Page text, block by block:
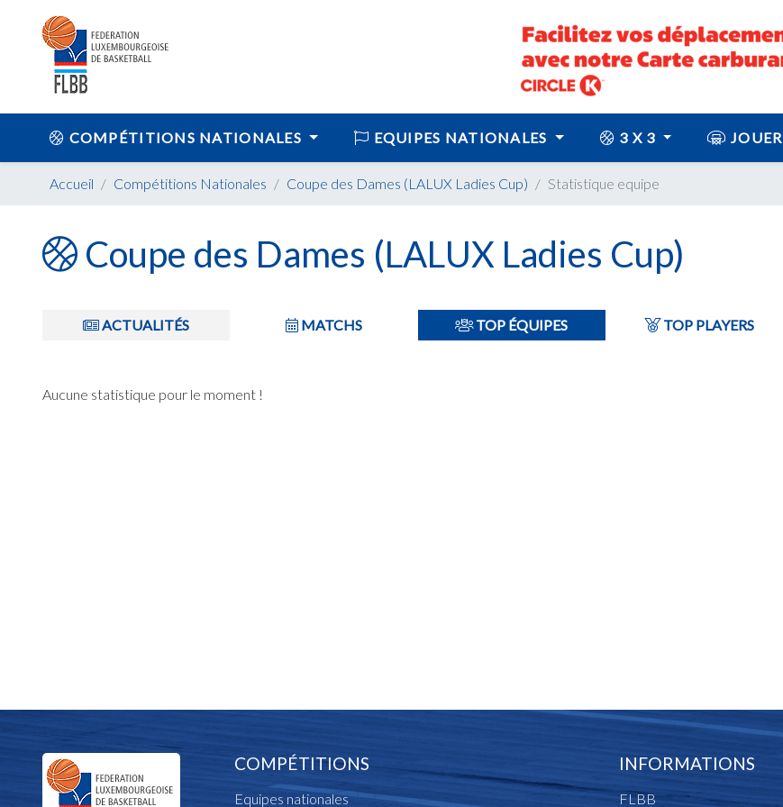
COMPÉTITIONS NATIONALES EQUIPES NATIONALES 3 X 3 JOUER
Accueil Compétitions Nationales Coupe des Dames (LALUX Ladies Cup) Statistique equipe
Coupe des Dames (LALUX Ladies Cup)
ACTUALITÉS MATCHS TOP ÉQUIPES TOP PLAYERS
Aucune statistique pour le moment !
COMPÉTITIONS
Equipes nationales
INFORMATIONS
FLBB